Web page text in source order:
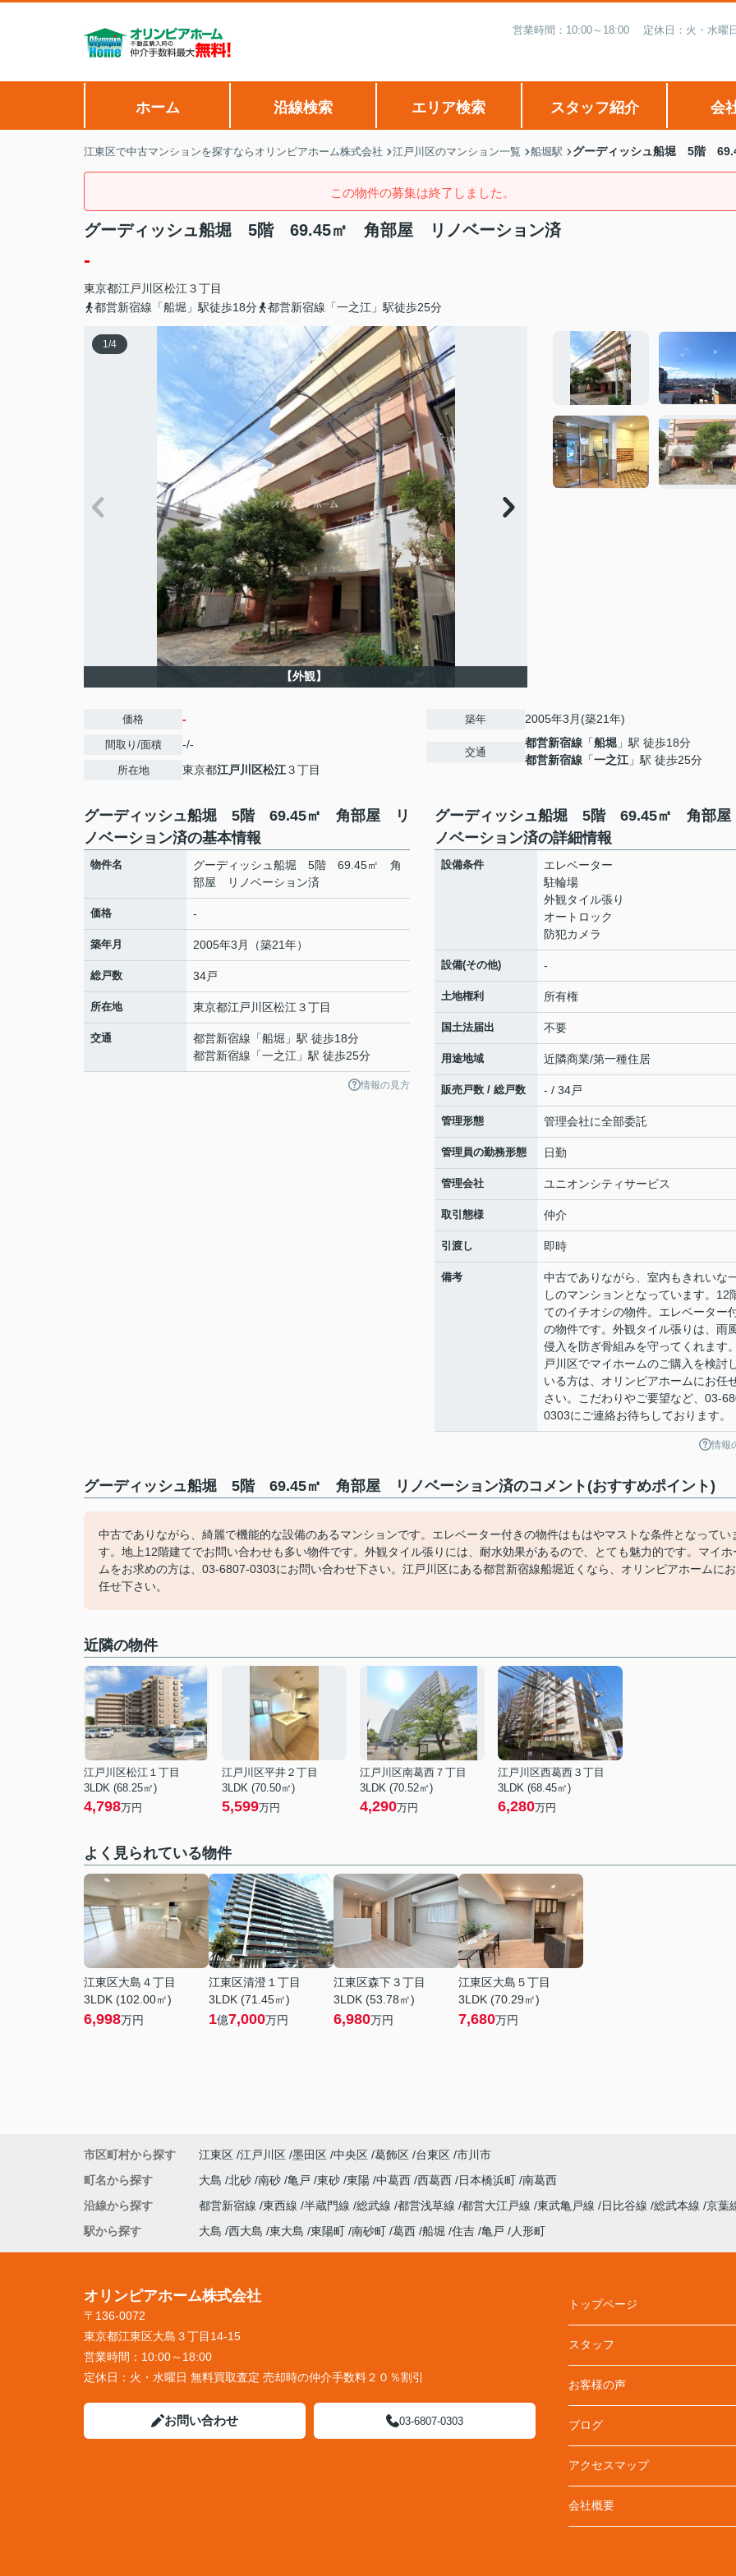
営業時間：10:00～18:00 定休日：火・水曜
ホーム 沿線検索 エリア検索 スタッフ紹介 会
江東区で中古マンションを探すならオリンピアホーム株式会社 江戸川区のマンション一覧 船堀駅 グーディッシュ船堀 5階
この物件の募集は終了しました。
グーディッシュ船堀 5階 69.45㎡ 角部屋 リノベーション済
-
東京都江戸川区松江 ３丁目
都営新宿線「船堀」駅徒歩18分
都営新宿線「一之江」駅徒歩25分
1/4
【外観】
価格 -
間取り/面積 -/-
所在地 東京都江戸川区松江３丁目
築年 2005年3月(築21年)
交通
都営新宿線 「船堀 」駅 徒歩18分
都営新宿線 「一之江 」駅 徒歩25分
グーディッシュ船堀 5階 69.45㎡ 角部屋 リ
ノベーション済の基本情報
物件名
グーディッシュ船堀 5階 69.45㎡ 角
部屋 リノベーション済
価格 -
築年月 2005年3月（築21年）
総戸数 34戸
所在地 東京都江戸川区松江 ３丁目
交通 都営新宿線 「船堀 」駅 徒歩18分
都営新宿線 「一之江 」駅 徒歩25分
情報の見方
グーディッシュ船堀 5階 69.45㎡ 角部
ノベーション済の詳細情報
設備条件
エレベーター
駐輪場
外観タイル張り
オートロック
防犯カメラ
設備(その他) -
土地権利 所有権
国土法届出 不要
用途地域 近隣商業/第一種住居
販売戸数 / 総戸数 - / 34戸
管理形態 管理会社に全部委託
管理員の勤務形態 日勤
管理会社 ユニオンシティサービス
取引態様 仲介
引渡し 即時
備考
中古でありながら、室内もきれいな
しのマンションとなっています。12
てのイチオシの物件。エレベーター
の物件です。外観タイル張りは、雨
侵入を防ぎ骨組みを守ってくれます
戸川区でマイホームのご購入を検討
いる方は、オリンピアホームにお任
さい。こだわりやご要望など、03-
0303にご連絡お待ちしております。
情報
グーディッシュ船堀 5階 69.45㎡ 角部屋 リノベーション済のコメント(おすすめポイント)
中古でありながら、綺麗で機能的な設備のあるマンションです。エレベーター付きの物件はもはやマストな条件となってい
す。地上12階建てでお問い合わせも多い物件です。外観タイル張りには、耐水効果があるので、とても魅力的です。マイホ
ムをお求めの方は、03-6807-0303にお問い合わせ下さい。江戸川区にある都営新宿線船堀近くなら、オリンピアホームにお
任せ下さい。
近隣の物件
江戸川区松江１丁目
3LDK (68.25㎡)
4,798万円
江戸川区平井２丁目
3LDK (70.50㎡)
5,599万円
江戸川区南葛西７丁目
3LDK (70.52㎡)
4,290万円
江戸川区西葛西３丁目
3LDK (68.45㎡)
6,280万円
よく見られている物件
江東区大島４丁目
3LDK (102.00㎡)
6,998万円
江東区清澄１丁目
3LDK (71.45㎡)
1億7,000万円
江東区森下３丁目
3LDK (53.78㎡)
6,980万円
江東区大島５丁目
3LDK (70.29㎡)
7,680万円
市区町村から探す 江東区 江戸川区 墨田区 中央区 葛飾区 台東区 市川市
町名から探す
大島 北砂 南砂 亀戸 東砂 東陽 中葛西 西葛西 日本橋浜町 南葛西
沿線から探す
都営新宿線 東西線 半蔵門線 総武線 都営浅草線 都営大江戸線 東武亀戸線 日比谷線 総武本線 京葉
駅から探す
大島 西大島 東大島 東陽町 南砂町 葛西 船堀 住吉 亀戸 人形町
オリンピアホーム株式会社
〒136-0072
東京都江東区大島３丁目14-15
営業時間： 10:00～18:00
定休日： 火・水曜日 無料買取査定 売却時の仲介手数料２０％割引
お問い合わせ 03-6807-0303
トップページ
スタッフ
お客様の声
ブログ
アクセスマップ
会社概要